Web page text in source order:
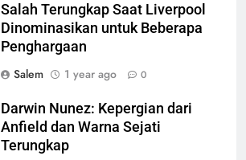
Salah Terungkap Saat Liverpool
Dinominasikan untuk Beberapa
Penghargaan
Salem
1 year ago 0
Darwin Nunez: Kepergian dari
Anfield dan Warna Sejati
Terungkap